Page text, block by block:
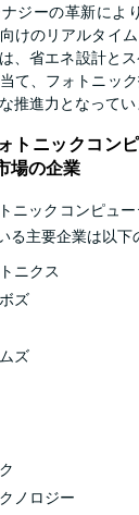
ジーの革新によ
けのリアルタイ
、省エネ設計と
て、フォトニッ
推進力となってい
トニックコン
場の企業
ニックコンピュ
る主要企業は以下
ニクス
ズ
ズ
ノロジー